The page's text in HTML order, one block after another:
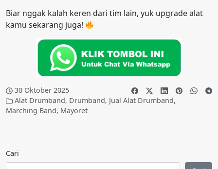
Biar nggak kalah keren dari tim lain, yuk upgrade alat
kamu sekarang juga!
30 Oktober 2025
Alat Drumband, Drumband, Jual Alat Drumband,
Marching Band, Mayoret
Cari